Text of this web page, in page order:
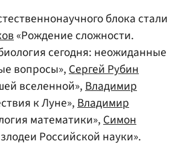
блока стали
«Рождение сложности.
сегодня: неожиданные
вопросы»,Сергей Рубин
вселенной»,Владимир
к Луне»,Владимир
математики»,Симон
Российской науки».